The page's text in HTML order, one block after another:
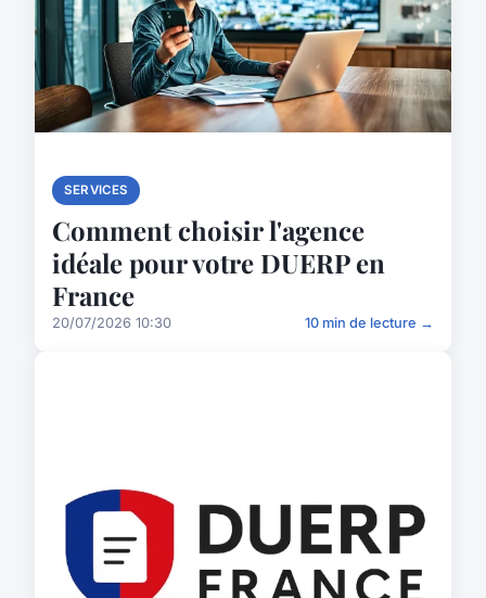
SERVICES
Comment choisir l'agence
idéale pour votre DUERP en
France
20/07/2026 10:30 10 min de lecture →